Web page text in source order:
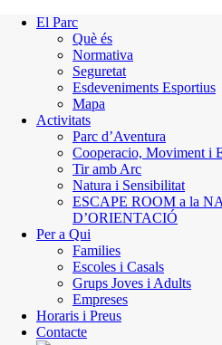
El Parc
Què és
Normativa
Seguretat
Esdeveniments Esportius
Mapa
Activitats
Parc d’Aventura
Cooperacio, Moviment i
Tir amb Arc
Natura i Sensibilitat
ESCAPE ROOM a la
D’ORIENTACIÓ
Per a Qui
Families
Escoles i Casals
Grups Joves i Adults
Empreses
Horaris i Preus
Contacte